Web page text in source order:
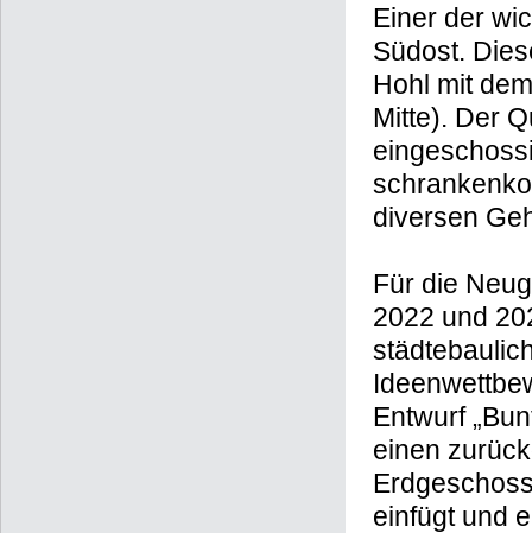
Einer der
Südost.
Hohl mit
Mitte). Der
diversen
Für die
2022 und
Entwurf
einen
einfügt und